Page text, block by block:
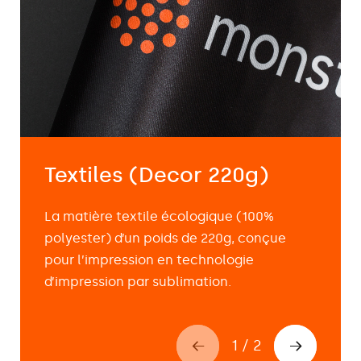
Textiles (Decor 220g)
La matière textile écologique (100%
polyester) d’un poids de 220g, conçue
pour l’impression en technologie
d’impression par sublimation.
1 / 2